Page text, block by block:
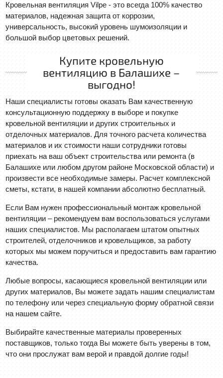
Кровельная вентиляция Vilpe - это всегда 100% качество
материалов, надежная защита от коррозии,
универсальность, высокий уровень шумоизоляции и
большой выбор цветовых решений.
Купите кровельную
вентиляцию в Балашихе –
выгодно!
Наши специалисты готовы оказать Вам качественную
консультационную поддержку в выборе и покупке
кровельной вентиляции и других строительных и
отделочных материалов. Для точного расчета количества
материалов и их стоимости наши сотрудники готовы
приехать на ваш объект строительства или ремонта (в
Балашихе или любом другом районе Московской области) и
произвести все необходимые замеры. Расчет комплексной
сметы, кстати, в нашей компании абсолютно бесплатный.
Если Вам нужен профессиональный монтаж кровельной
вентиляции – рекомендуем вам воспользоваться услугами
наших специалистов. Мы располагаем штатом опытных
строителей, отделочников и кровельщиков, за работу
которых мы можем поручиться и предоставить вам гарантию
качества.
Любые вопросы, касающиеся кровельной вентиляции или
других материалов, Вы можете задать нашим специалистам
по телефону или через специальную форму обратной связи
на нашем сайте.
Выбирайте качественные материалы проверенных
поставщиков, только тогда Вы можете быть уверены в том,
что они прослужат вам верой и правдой долгие годы!